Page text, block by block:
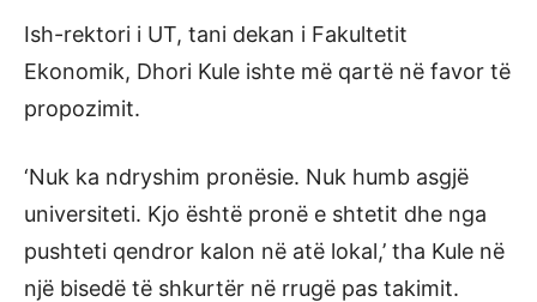
Ish-rektori i UT, tani dekan i Fakultetit
Ekonomik, Dhori Kule ishte më qartë në favor të
propozimit.
‘Nuk ka ndryshim pronësie. Nuk humb asgjë
universiteti. Kjo është pronë e shtetit dhe nga
pushteti qendror kalon në atë lokal,’ tha Kule në
një bisedë të shkurtër në rrugë pas takimit.